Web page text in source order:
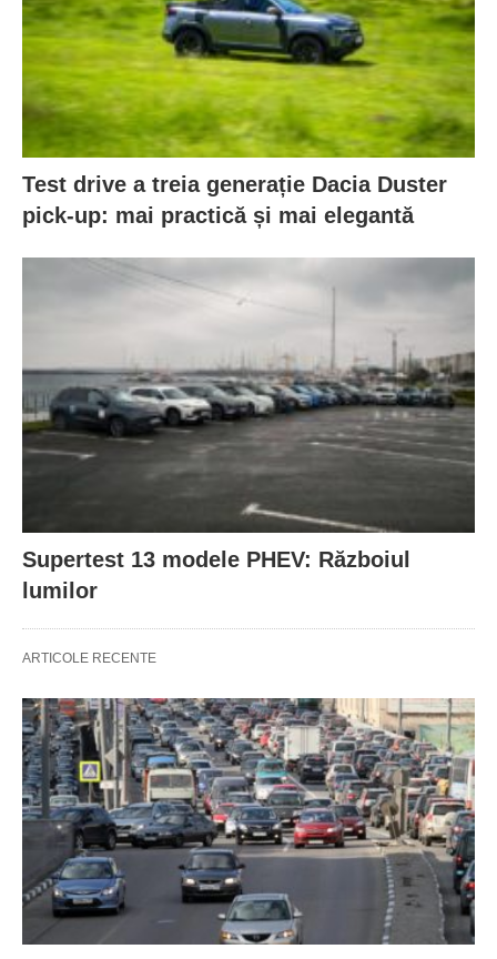
Test drive a treia generație Dacia Duster
pick-up: mai practică și mai elegantă
Supertest 13 modele PHEV: Războiul
lumilor
ARTICOLE RECENTE